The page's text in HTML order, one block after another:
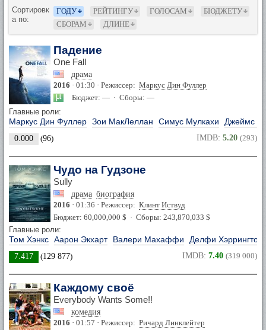
Сортировк
а по:
ГОДУ РЕЙТИНГУ ГОЛОСАМ
БЮДЖЕТУ
СБОРАМ
ДЛИНЕ
Падение
One Fall
драма
2016 · 01:30 · Режиссер: Маркус Дин Фуллер
Бюджет: — · Сборы: —
Главные роли:
Маркус Дин Фуллер Зои МакЛеллан Симус Мулкахи Джеймс
0.000 (96) IMDB: 5.20 (293)
Чудо на Гудзоне
Sully
драма биография
2016 · 01:36 · Режиссер: Клинт Иствуд
Бюджет: 60,000,000 $ · Сборы: 243,870,033 $
Главные роли:
Том Хэнкс Аарон Экхарт Валери Махаффи Делфи Хэррингтон
7.417 (129 877) IMDB: 7.40 (319 000)
Каждому своё
Everybody Wants Some!!
комедия
2016 · 01:57 · Режиссер: Ричард Линклейтер